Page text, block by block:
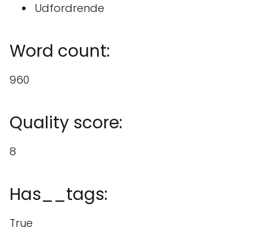
Udfordrende
Word count:
960
Quality score:
8
Has__tags:
True